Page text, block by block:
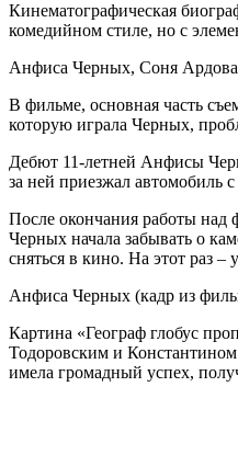
Кинематографическая
комедийном стиле, но с
Анфиса Черных, Соня
В фильме, основная часть
которую играла Черных,
Дебют 11-летней Анфисы
за ней приезжал автомобиль
После окончания работы над
Черных начала забывать о
сняться в кино. На этот раз –
Анфиса Черных (кадр из
Картина «Географ глобус
Тодоровским и Константином
имела громадный успех,